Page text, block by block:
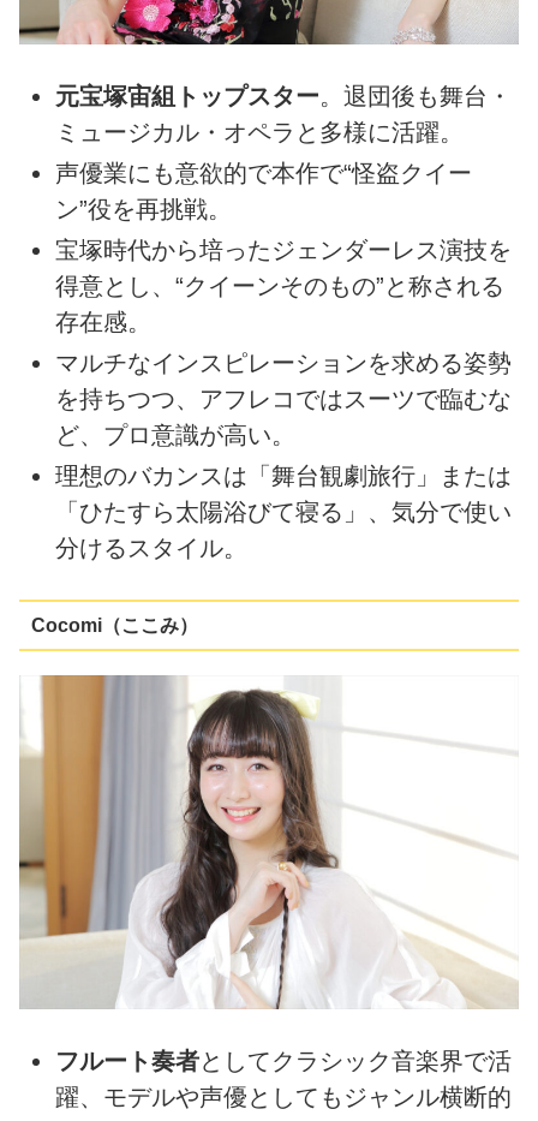
元宝塚宙組トップスター。退団後も舞台・
ミュージカル・オペラと多様に活躍。
声優業にも意欲的で本作で“怪盗クイー
ン”役を再挑戦。
宝塚時代から培ったジェンダーレス演技を
得意とし、“クイーンそのもの”と称される
存在感。
マルチなインスピレーションを求める姿勢
を持ちつつ、アフレコではスーツで臨むな
ど、プロ意識が高い。
理想のバカンスは「舞台観劇旅行」または
「ひたすら太陽浴びて寝る」、気分で使い
分けるスタイル。
Cocomi（ここみ）
フルート奏者としてクラシック音楽界で活
躍、モデルや声優としてもジャンル横断的